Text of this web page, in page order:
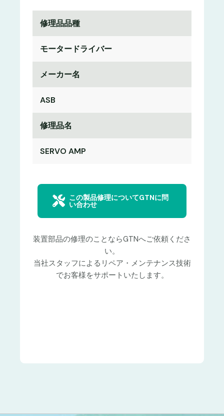
修理品品種
モータードライバー
メーカー名
ASB
修理品名
SERVO AMP
この製品修理についてGTNに問
い合わせ
装置部品の修理のことならGTNへご依頼くださ
い。
当社スタッフによるリペア・メンテナンス技術
でお客様をサポートいたします。